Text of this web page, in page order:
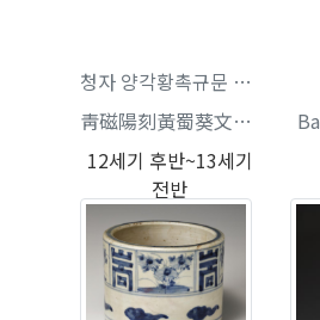
청자 양각황촉규문 접시
靑磁陽刻黃蜀葵文楪匙
12세기 후반~13세기
전반